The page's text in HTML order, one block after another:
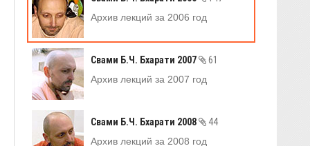
Архив лекций за 2006 год
Свами Б.Ч. Бхарати 2007
61
Архив лекций за 2007 год
Свами Б.Ч. Бхарати 2008
44
Архив лекций за 2008 год